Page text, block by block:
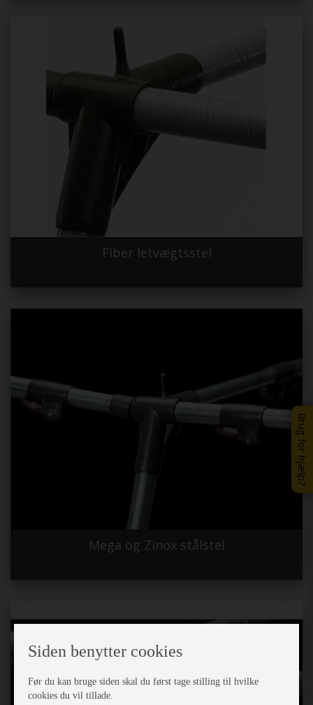
Brug for hjælp?
Fiber letvægtsstel
Mega og Zinox stålstel
Siden benytter cookies
Før du kan bruge siden skal du først tage stilling til hvilke
cookies du vil tillade.